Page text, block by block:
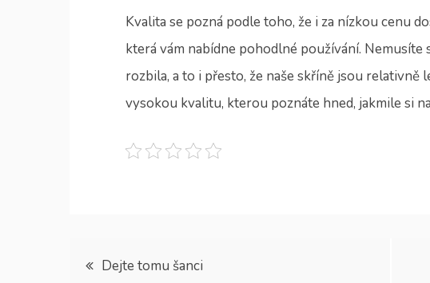
Kvalita se pozná podle toho, že i za nízkou cenu
která vám nabídne pohodlné používání. Nemusíte
rozbila, a to i přesto, že naše skříně jsou relativně
vysokou kvalitu, kterou poznáte hned, jakmile si
Navigace
Dejte tomu šanci